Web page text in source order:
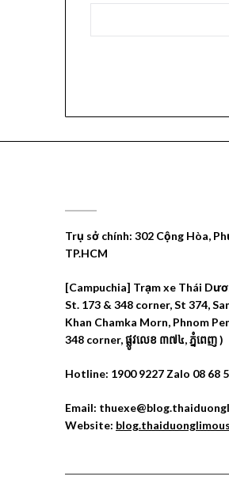
Trụ sở chính: 302 Cộng Hòa,
TP.HCM
[Campuchia] Trạm xe Thái
St. 173 & 348 corner, St 374,
Khan Chamka Morn, Phnom
348 corner, ផ្លូវលេខ ៣៧៤, ភ្នំពេញ )
Hotline: 1900 9227 Zalo 08 68
Email:
Website: